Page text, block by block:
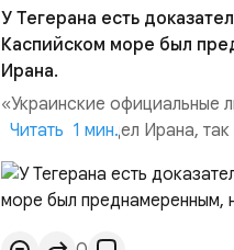
У Тегерана есть
Каспийском море был
Ирана.
«Украинские официальные
иностранных дел Ирана,
была преднамеренной», —
Багаи на пресс-
Украины практических
Читать 1 мин.